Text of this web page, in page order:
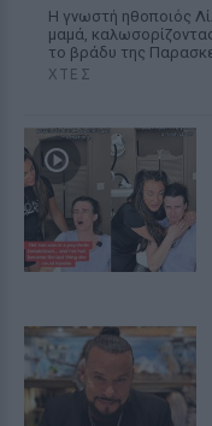
Η γνωστή ηθοποιός
μαμά,
το βράδυ της
ΧΤΕΣ